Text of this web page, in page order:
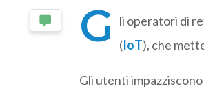
G li operatori di
(IoT), che
Gli utenti